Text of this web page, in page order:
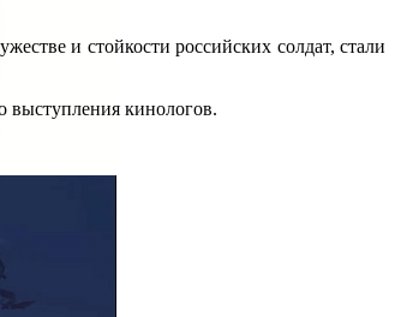
и стойкости российских солдат, стали
выступления кинологов.